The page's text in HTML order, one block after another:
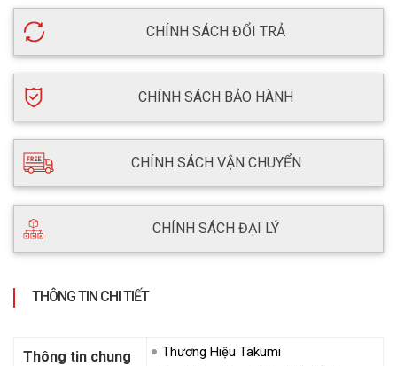
CHÍNH SÁCH ĐỔI TRẢ
CHÍNH SÁCH BẢO HÀNH
CHÍNH SÁCH VẬN CHUYỂN
CHÍNH SÁCH ĐẠI LÝ
THÔNG TIN CHI TIẾT
Thông tin chung
Thương Hiệu Takumi